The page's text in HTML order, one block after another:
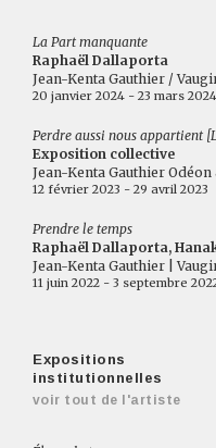
La Part manquante
Raphaël Dallaporta
Jean-Kenta Gauthier /
20 janvier 2024 - 23 mars 2024
Perdre aussi nous appartient
Exposition collective
Jean-Kenta Gauthier
12 février 2023 - 29 avril 2023
Prendre le temps
Raphaël Dallaporta,
Jean-Kenta Gauthier |
11 juin 2022 - 3 septembre
Expositions
institutionnelles
voir tout de l'artiste